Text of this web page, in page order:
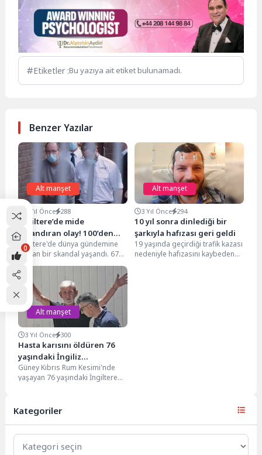
Etiketler :Bu yazıya ait etiket bulunamadı.
Benzer Yazılar
Alt manşet
4 Yıl Önce 288
İngiltere’de mide
bulandıran olay! 100’den
fazla cesede istismar…
İngiltere'de dünya gündemine
oturan bir skandal yaşandı. 67
yaşındaki David Fuller isimli
şahıs, 1987 yılında...
Alt manşet
3 Yıl Önce 294
10 yıl sonra dinlediği bir
şarkıyla hafızası geri geldi
19 yaşında geçirdiği trafik kazası
nedeniyle hafızasını kaybeden
Alt manşet
3 Yıl Önce 300
Hasta karısını öldüren 76
yaşındaki İngiliz
“cinayetten” suçsuz
bulundu
Güney Kıbrıs Rum Kesimi'nde
yaşayan 76 yaşındaki İngiltere
Kategoriler
Kategoriler
0